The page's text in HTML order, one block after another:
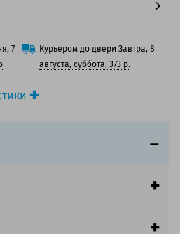
А4 при 5%
7
Курьером до двери Завтра, 8
августа, суббота, 373 р.